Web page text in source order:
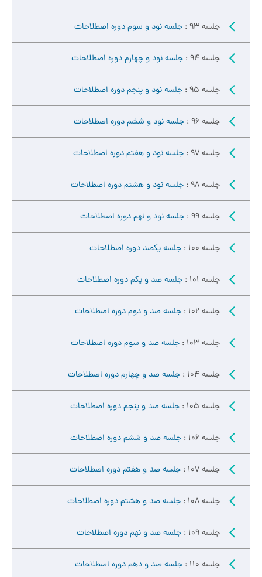
جلسه 93 : جلسه نود و سوم دوره اصطلاحات
جلسه 94 : جلسه نود و چهارم دوره اصطلاحات
جلسه 95 : جلسه نود و پنجم دوره اصطلاحات
جلسه 96 : جلسه نود و ششم دوره اصطلاحات
جلسه 97 : جلسه نود و هفتم دوره اصطلاحات
جلسه 98 : جلسه نود و هشتم دوره اصطلاحات
جلسه 99 : جلسه نود و نهم دوره اصطلاحات
جلسه 100 : جلسه یکصد دوره اصطلاحات
جلسه 101 : جلسه صد و یکم دوره اصطلاحات
جلسه 102 : جلسه صد و دوم دوره اصطلاحات
جلسه 103 : جلسه صد و سوم دوره اصطلاحات
جلسه 104 : جلسه صد و چهارم دوره اصطلاحات
جلسه 105 : جلسه صد و پنجم دوره اصطلاحات
جلسه 106 : جلسه صد و ششم دوره اصطلاحات
جلسه 107 : جلسه صد و هفتم دوره اصطلاحات
جلسه 108 : جلسه صد و هشتم دوره اصطلاحات
جلسه 109 : جلسه صد و نهم دوره اصطلاحات
جلسه 110 : جلسه صد و دهم دوره اصطلاحات